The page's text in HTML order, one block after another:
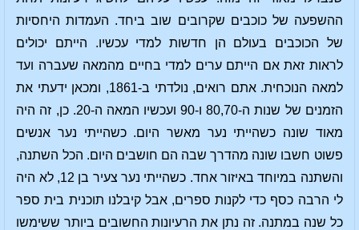
ההשפעה של כוכבים שקרובים שוב ביחד. העמדות היחסיות
של הכוכבים בעולם הן חדשות למדי עכשיו. הייתם יכולים
לראות זאת אם הייתם ערים למדי בחיים מהמאה שעברה ועד
למאה הנוכחית. אתם רואים, נולדתי ב-1861, ומכאן ידעתי את
הזמנים של שנות ה-80,70 ו-90 ועכשיו המאה ה-20. כן, זה היה
מאוד שונה כשהייתי נער מאשר היום. כשהייתי נער אנשים
פשוט חשבו שונה מהדרך שבה הם חושבים היום. הכל השתנה,
והשתנה במיוחד באיזור אחד. כשהייתי נער צעיר בן 12, לא היה
לי הרבה כסף כדי לקנות ספרים, אבל קיבלנו תוכנית בית ספר
כל שנה במתנה. זה נתן את הרעיונות החשובים ביותר ששימשו